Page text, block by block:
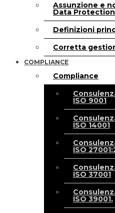
Assunzione e
Data
Definizioni
Corretta
COMPLIANCE
Compliance
ISO 9001
ISO 14001
ISO
ISO 37001
ISO 39001.